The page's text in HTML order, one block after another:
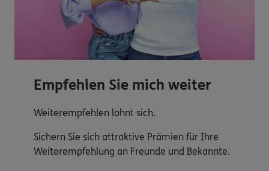
Empfehlen Sie mich weiter
Weiterempfehlen lohnt sich.
Sichern Sie sich attraktive Prämien für Ihre
Weiterempfehlung an Freunde und Bekannte.